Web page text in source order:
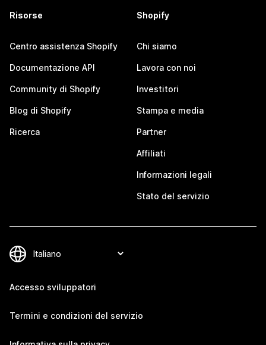
Risorse
Centro assistenza Shopify
Documentazione API
Community di Shopify
Blog di Shopify
Ricerca
Shopify
Chi siamo
Lavora con noi
Investitori
Stampa e media
Partner
Affiliati
Informazioni legali
Stato del servizio
Accesso sviluppatori
Termini e condizioni del servizio